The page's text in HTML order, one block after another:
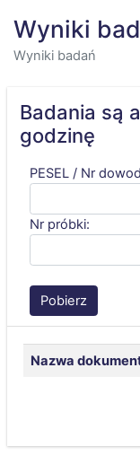
Wyniki
Wyniki badań
Badania są
godzinę
PESEL / Nr
Nr próbki:
Nazwa